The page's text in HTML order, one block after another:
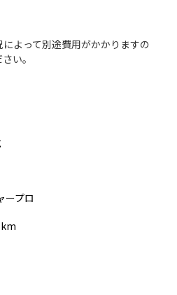
よって別途費用がかかりますの
い。
ープロ